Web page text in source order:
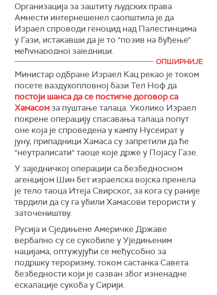
наставили преговоре.
(Reuters, Times of Israel)
Нови предлог послат је Хамасу посредством
Египта, који је сада главни канал за преговоре
иако је Катар и даље укључен након што је
повукао своју улогу посредника у
преговорима, наводи амерички портал.
Израел је спреман да преговара о прекиду
ватре који би трајао између 42 и 60 дана.
Нови предлог, такође, укључује ослобађање
преживелих жена које држи Хамас, живих
мушкараца старијих од 50 година који су
заробљени, као и талаца у тешком
здравственом стању.
Израел је навео да је спреман да ослободи
стотине палестинских затвореника у замену за
таоце, од којих неки служе доживотне казне
затвора због убистава Израелаца.
Израелски званичници су рекли су да још није
познато какав је став Хамаса о новом оквиру
који је предложио Израел, наводиАксиос.
(Танјуг)
Организација за заштиту људских права
Амнести интернешенел саопштила је да
Израел спроводи геноцид над Палестинцима
у Гази, истакавши да је то "позив на буђење"
међународној заједници.
Амнести интернешенел истиче да су налази
засновани на "дехуманим и геноцидним
изјавама израелских званичника", те
сателитским снимцима који документују
разарања, као и теренском раду и извештајима
са терена из Газе.
"Наша открића морају да послуже као позив
на буђење међународној заједници – ово је
геноцид. То сада мора да престане", наводе из
те организације.
(Times of Israel)
ОПШИРНИЈЕ
Министар одбране Израел Кац рекао је током
посете ваздухопловној бази Тел Ноф да
постоји шанса да се постигне договор са
Хамасом за пуштање талаца. Уколико Израел
покрене операцију спасавања талаца попут
оне која је спроведена у кампу Нусеират у
јуну, припадници Хамаса су запретили да ће
"неутралисати" таоце које држе у Појасу Газе.
У заједничкој операцији са безбедносном
агенцијом Шин бет израелска војска пренела
је тело таоца Итеја Свирског, за кога су раније
тврдили да су га убили Хамасови терористи у
заточеништву.
Русија и Сједињене Америчке Државе
вербално су се сукобиле у Уједињеним
нацијама, оптужујући се међусобно за
подршку тероризму, током састанка Савета
безбедности који је сазван због изненадне
ескалације сукоба у Сирији.